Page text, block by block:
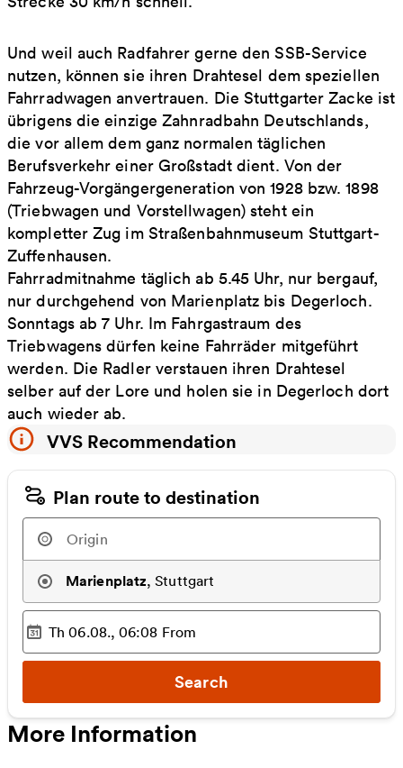
Und weil auch Radfahrer gerne den SSB-Service
nutzen, können sie ihren Drahtesel dem speziellen
Fahrradwagen anvertrauen. Die Stuttgarter Zacke ist
übrigens die einzige Zahnradbahn Deutschlands,
die vor allem dem ganz normalen täglichen
Berufsverkehr einer Großstadt dient. Von der
Fahrzeug-Vorgängergeneration von 1928 bzw. 1898
(Triebwagen und Vorstellwagen) steht ein
kompletter Zug im Straßenbahnmuseum Stuttgart-
Zuffenhausen.
Fahrradmitnahme täglich ab 5.45 Uhr, nur bergauf,
nur durchgehend von Marienplatz bis Degerloch.
Sonntags ab 7 Uhr. Im Fahrgastraum des
Triebwagens dürfen keine Fahrräder mitgeführt
werden. Die Radler verstauen ihren Drahtesel
selber auf der Lore und holen sie in Degerloch dort
auch wieder ab.
VVS Recommendation
Plan route to destination
Marienplatz,Stuttgart
Selected time
Th 06.08., 06:08 From
Search
More Information